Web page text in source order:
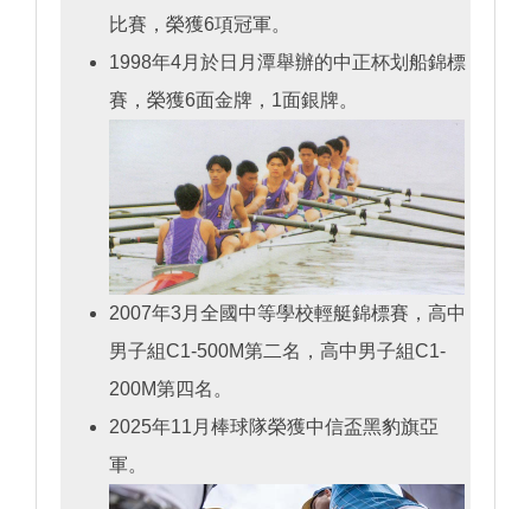
比賽，榮獲6項冠軍。
1998年4月於日月潭舉辦的中正杯划船錦標
賽，榮獲6面金牌，1面銀牌。
2007年3月全國中等學校輕艇錦標賽，高中
男子組C1-500M第二名，高中男子組C1-
200M第四名。
2025年11月棒球隊榮獲中信盃黑豹旗亞
軍。